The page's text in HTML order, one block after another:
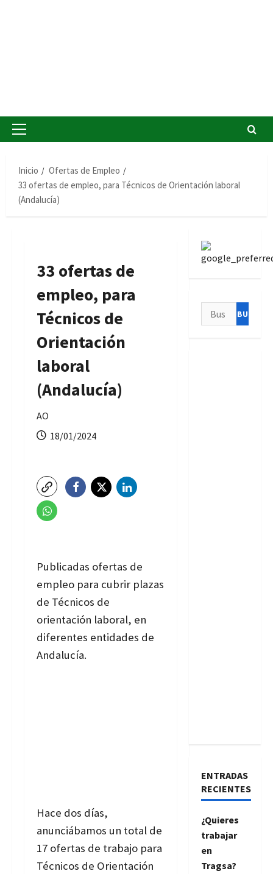
Menú
Inicio
Ofertas de Empleo
33 ofertas de empleo, para Técnicos de Orientación laboral
(Andalucía)
33 ofertas de
empleo, para
Técnicos de
Orientación
laboral
(Andalucía)
AO
18/01/2024
Publicadas ofertas de
empleo para cubrir plazas
de Técnicos de
orientación laboral, en
diferentes entidades de
Andalucía.
Hace dos días,
anunciábamos un total de
17 ofertas de trabajo para
Técnicos de Orientación
Buscar:
ENTRADAS
RECIENTES
¿Quieres
trabajar
en
Tragsa?